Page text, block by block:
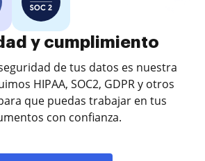
y cumplimiento
de tus datos es nuestra
HIPAA, SOC2, GDPR y otros
que puedas trabajar en tus
con confianza.